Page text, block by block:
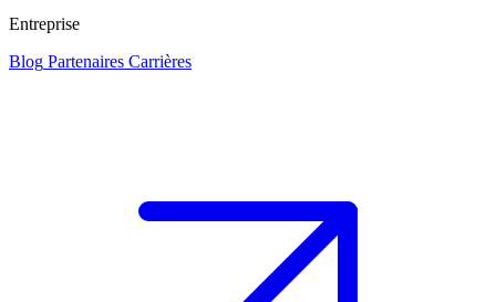
Entreprise
Blog Partenaires Carrières